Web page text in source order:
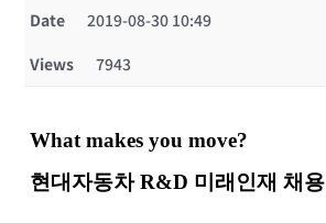
Date
2019-08-30 10:49
Views
7943
What makes you move?
현대자동차 R&D 미래인재 채용